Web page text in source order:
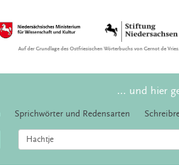
Auf der Grundlage des Ostfriesischen Wörterbuchs von Gernot de
... und hier
Sprichwörter und Redensarten